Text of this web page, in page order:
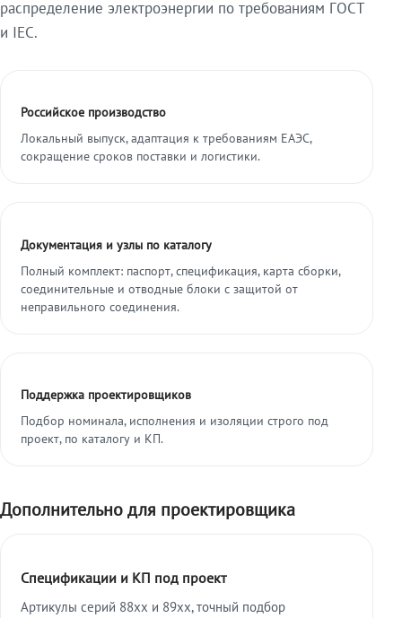
распределение электроэнергии по требованиям ГОСТ
и IEC.
Российское производство
Локальный выпуск, адаптация к требованиям ЕАЭС,
сокращение сроков поставки и логистики.
Документация и узлы по каталогу
Полный комплект: паспорт, спецификация, карта сборки,
соединительные и отводные блоки с защитой от
неправильного соединения.
Поддержка проектировщиков
Подбор номинала, исполнения и изоляции строго под
проект, по каталогу и КП.
Дополнительно для проектировщика
Спецификации и КП под проект
Артикулы серий 88xx и 89xx, точный подбор